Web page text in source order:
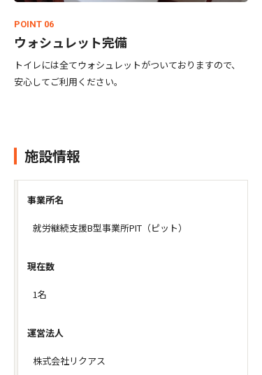
POINT 06
ウォシュレット完備
トイレには全てウォシュレットがついておりますので、
安心してご利用ください。
施設情報
事業所名
就労継続支援B型事業所PIT（ピット）
現在数
1名
運営法人
株式会社リクアス